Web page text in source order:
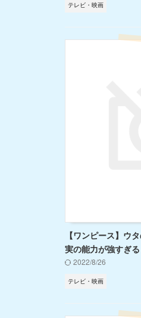
テレビ・映画
【ワンピース】ウ
実の能力が強すぎる
2022/8/26
テレビ・映画